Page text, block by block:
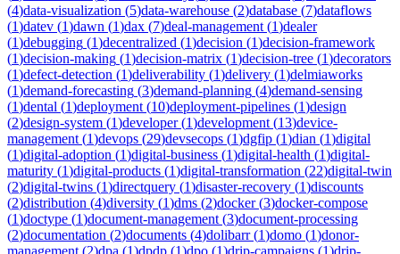
(4)data-visualization (5)data-warehouse (2)database (7)dataflows
(1)datev (1)dawn (1)dax (7)deal-management (1)dealer
(1)debugging (1)decentralized (1)decision (1)decision-framework
(1)decision-making (1)decision-matrix (1)decision-tree (1)decorators
(1)defect-detection (1)deliverability (1)delivery (1)delmiaworks
(1)demand-forecasting (3)demand-planning (4)demand-sensing
(1)dental (1)deployment (10)deployment-pipelines (1)design
(2)design-system (1)developer(1)development (13)device-
management (1)devops (29)devsecops (1)dgfip (1)dian (1)digital
(1)digital-adoption (1)digital-business (1)digital-health (1)digital-
maturity (1)digital-products (1)digital-transformation (22)digital-twin
(2)digital-twins (1)directquery (1)disaster-recovery (1)discounts
(2)distribution (4)diversity (1)dms (2)docker(3)docker-compose
(1)doctype (1)document-management (3)document-processing
(2)documentation (2)documents (4)dolibarr(1)domo (1)donor-
management (2)dpa (1)dpdp (1)dpo (1)drip-campaigns (1)drip-